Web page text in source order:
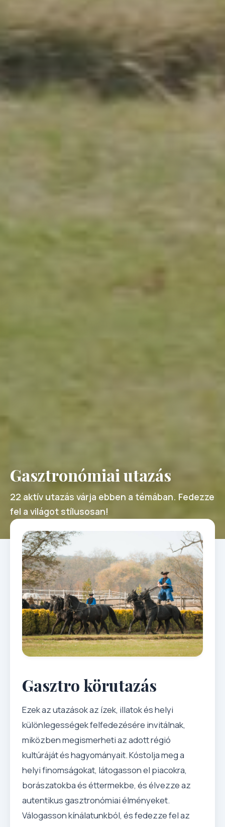
Gasztronómiai utazás
22 aktív utazás várja ebben a témában. Fedezze
fel a világot stílusosan!
Gasztro körutazás
Ezek az utazások az ízek, illatok és helyi
különlegességek felfedezésére invitálnak,
miközben megismerheti az adott régió
kultúráját és hagyományait. Kóstolja meg a
helyi finomságokat, látogasson el piacokra,
borászatokba és éttermekbe, és élvezze az
autentikus gasztronómiai élményeket.
Válogasson kínálatunkból, és fedezze fel az